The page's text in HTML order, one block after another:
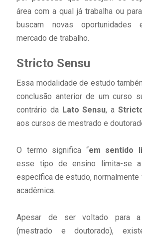
área com a qual já trabalha ou
buscam novas oportunidades
mercado de trabalho.
Stricto Sensu
Essa modalidade de estudo
conclusão anterior de um curso
contrário da Lato Sensu, a
aos cursos de mestrado e
O termo significa “em sentido
esse tipo de ensino limita-se a
específica de estudo, normalmente
acadêmica.
Apesar de ser voltado para a
(mestrado e doutorado),